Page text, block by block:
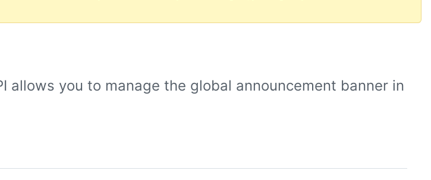
allows you to manage the global announcement banner in